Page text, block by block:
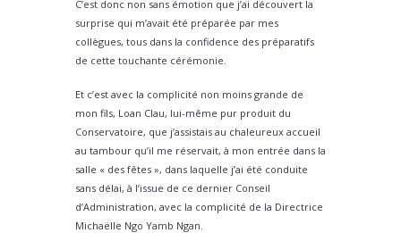
C’est donc non sans émotion que j’ai découvert la
surprise qui m’avait été préparée par mes
collègues, tous dans la confidence des préparatifs
de cette touchante cérémonie.
Et c’est avec la complicité non moins grande de
mon fils, Loan Clau, lui-même pur produit du
Conservatoire, que j’assistais au chaleureux accueil
au tambour qu’il me réservait, à mon entrée dans la
salle « des fêtes », dans laquelle j’ai été conduite
sans délai, à l’issue de ce dernier Conseil
d’Administration, avec la complicité de la Directrice
Michaëlle Ngo Yamb Ngan.